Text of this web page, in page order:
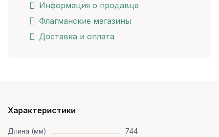
Информация о продавце
Флагманские магазины
Доставка и оплата
Характеристики
Длина (мм)
744